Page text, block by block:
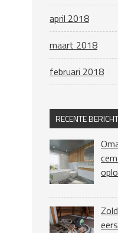
april 2018
maart 2018
februari 2018
RECENTE